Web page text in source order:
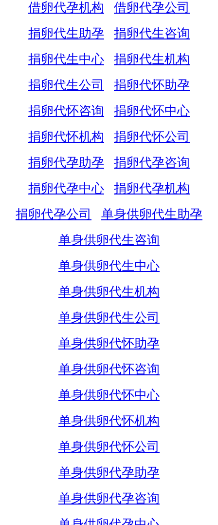
借卵代孕机构
借卵代孕公司
捐卵代生助孕
捐卵代生咨询
捐卵代生中心
捐卵代生机构
捐卵代生公司
捐卵代怀助孕
捐卵代怀咨询
捐卵代怀中心
捐卵代怀机构
捐卵代怀公司
捐卵代孕助孕
捐卵代孕咨询
捐卵代孕中心
捐卵代孕机构
捐卵代孕公司
单身供卵代生助孕
单身供卵代生咨询
单身供卵代生中心
单身供卵代生机构
单身供卵代生公司
单身供卵代怀助孕
单身供卵代怀咨询
单身供卵代怀中心
单身供卵代怀机构
单身供卵代怀公司
单身供卵代孕助孕
单身供卵代孕咨询